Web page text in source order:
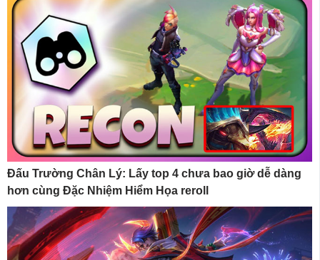
Đấu Trường Chân Lý: Lấy top 4 chưa bao giờ dễ dàng
hơn cùng Đặc Nhiệm Hiểm Họa reroll